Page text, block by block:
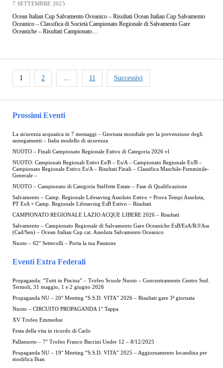
Prossimi Eventi
La sicurezza acquatica in 7 messaggi – Giornata mondiale per la prevenzione degli
annegamenti – Italia modello di sicurezza
NUOTO – Finali Campionato Regionale Estivo di Categoria 2026 vl
NUOTO: Campionati Regionali Estivi Es/B – Es/A – Campionato Regionale Es/B –
Campionato Regionale Estivo Es/A – Risultati Finali – Classifica Maschile-Femminile-
Generale –
NUOTO – Campionato di Categoria Staffette Estate – Fase di Qualificazione
Salvamento – Camp. Regionale Lifesaving Assoluto Estivo + Prova Tempi Assoluta,
PT EsA + Camp. Regionale Lifesaving EsB Estivo – Risultati
CAMPIONATO REGIONALE LAZIO ACQUE LIBERE 2026 – Risultati
Salvamento – Campionato Regionale di Salvamento Gare Oceaniche EsB/EsA/R/J/Ass
(Cad/Sen) – Ocean Italian Cup cat. Assoluta Salvamento Oceanico
Nuoto – 62° Settecolli – Porta la tua Passione
Eventi Extra Federali
Propaganda: “Tutti in Piscina” – Trofeo Scuole Nuoto – Concentramento Centro Sud.
Termoli, 31 maggio, 1 e 2 giugno 2026
Propaganda NU – 20° Meeting “S.S.D. VITA” 2026 – Risultati gare 3ª giornata
Nuoto – CIRCUITO PROPAGANDA 1° Tappa
XV Trofeo Emmedue
Festa della vita in ricordo di Carlo
Pallanuoto – 7° Trofeo Franco Baccini Under 12 – 8/12/2025
Propaganda NU – 19° Meeting “S.S.D. VITA” 2025 – Aggiornamento locandina per
modifica Iban
7 SETTEMBRE 2025
Ocean Italian Cup Salvamento Oceanico – Risultati Ocean Italian Cup Salvamento
Oceanico – Classifica di Società Campionato Regionale di Salvamento Gare
Oceaniche – Risultati Campionato…
1 2 11 Successivi